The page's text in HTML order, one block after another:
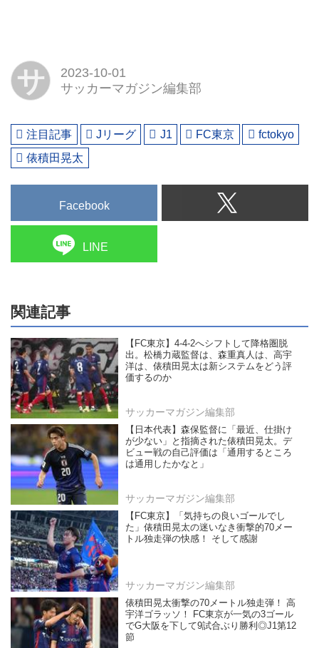
サ
2023-10-01
サッカーマガジン編集部
注目記事 Jリーグ J1 FC東京
fctokyo
俵積田晃太
Facebook
LINE
関連記事
【FC東京】4-4-2へシフトして降格圏脱
出。松橋力蔵監督は、森重真人は、高宇
洋は、俵積田晃太は新システムをどう評
価するのか
サッカーマガジン編集部
【日本代表】森保監督に「最近、仕掛け
が少ない」と指摘された俵積田晃太。デ
ビュー戦の自己評価は「通用するところ
は通用したかなと」
サッカーマガジン編集部
【FC東京】「気持ちの良いゴールでし
た」俵積田晃太の迷いなき衝撃的70メー
トル独走弾の快感！ そして感謝
サッカーマガジン編集部
俵積田晃太衝撃の70メートル独走弾！ 高
宇洋ゴラッソ！ FC東京が一気の3ゴール
でG大阪を下して9試合ぶり勝利◎J1第12
節